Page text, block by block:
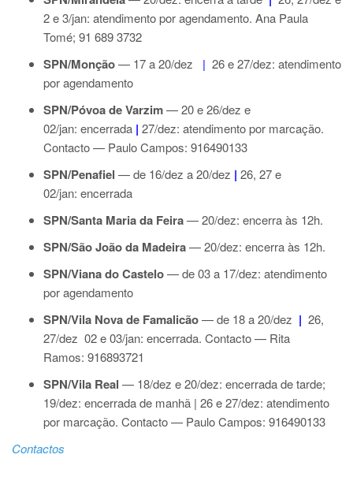
2 e 3/jan: atendimento por agendamento. Ana Paula
Tomé; 91 689 3732
SPN/Monção— 17 a 20/dez | 26 e 27/dez: atendimento
por agendamento
SPN/Póvoa de Varzim— 20 e 26/dez e
02/jan: encerrada | 27/dez: atendimento por marcação.
Contacto— Paulo Campos: 916490133
SPN/Penafiel — de 16/dez a 20/dez | 26, 27 e
02/jan: encerrada
SPN/Santa Maria da Feira— 20/dez: encerra às 12h.
SPN/São João da Madeira— 20/dez: encerra às 12h.
SPN/Viana do Castelo— de 03 a 17/dez: atendimento
por agendamento
SPN/Vila Nova de Famalicão— de 18 a 20/dez | 26,
27/dez 02 e 03/jan: encerrada. Contacto — Rita
Ramos: 916893721
SPN/Vila Real — 18/dez e 20/dez: encerrada de tarde;
19/dez: encerrada de manhã | 26 e 27/dez: atendimento
por marcação. Contacto— Paulo Campos: 916490133
Contactos